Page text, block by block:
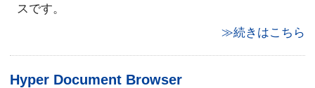
スです。
≫続きはこちら
Hyper Document Browser